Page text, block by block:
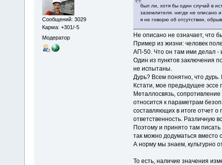
Сообщений: 3029
Карма: +301/-5
Модератор
был ли, хотя бы один случай в
заземлителя. нигде не описано
я не говорю об отсутствии,
Не описано не означает, что
Пример из жизни: человек
АП-50. Что он там ими делал -
Один из пунктов заключения
не испытаны.
Дурь? Всем понятно, что дурь.
Кстати, мое предыдущее эссе
Металлосвязь,
относится к параметрам
составляющих в итоге отчет
ответственность. Различную
Поэтому и принято там
так можно додуматься вместо
А норму мы знаем, культурно
То есть, наличие значения